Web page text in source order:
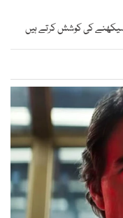
سیکھنے کی کوشش کرتے ہیں